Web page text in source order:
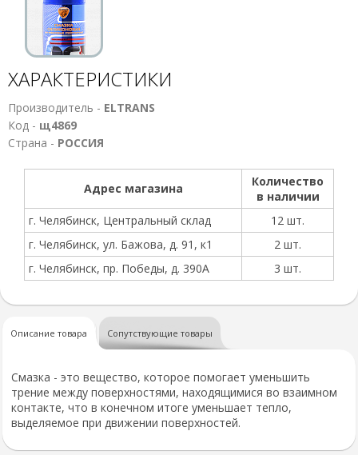
ХАРАКТЕРИСТИКИ
Производитель - ELTRANS
Код - щ4869
Страна - РОССИЯ
Адрес магазина
Количество
в наличии
г. Челябинск, Центральный склад
12 шт.
г. Челябинск, ул. Бажова, д. 91, к1
2 шт.
г. Челябинск, пр. Победы, д. 390А
3 шт.
Описание товара Сопутствующие товары
Смазка - это вещество, которое помогает уменьшить
трение между поверхностями, находящимися во взаимном
контакте, что в конечном итоге уменьшает тепло,
выделяемое при движении поверхностей.